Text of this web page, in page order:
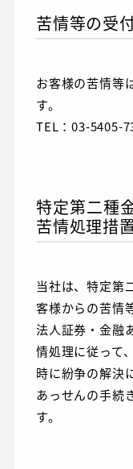
苦情等の受
お客様の苦情等
す。
TEL：03-5405-
特定第二種
苦情処理措
当社は、特定第
客様からの苦情
法人証券・金融
情処理に従って
時に紛争の解決
あっせんの手続
す。